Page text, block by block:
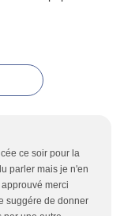
ce soir pour la
parler mais je n'en
merci
suggére de donner